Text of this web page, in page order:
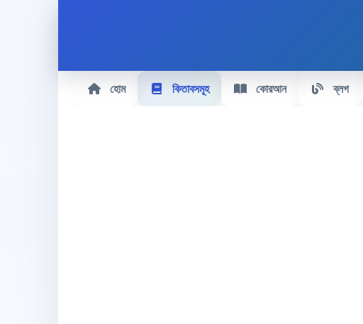
হোম কিতাবসমূহ কোরআন ব্লগ